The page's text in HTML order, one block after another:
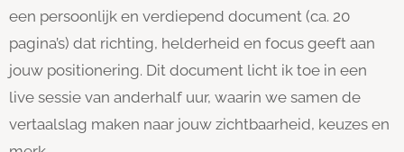
een persoonlijk en verdiepend document (ca. 20
pagina’s) dat richting, helderheid en focus geeft aan
jouw positionering. Dit document licht ik toe in een
live sessie van anderhalf uur, waarin we samen de
vertaalslag maken naar jouw zichtbaarheid, keuzes en